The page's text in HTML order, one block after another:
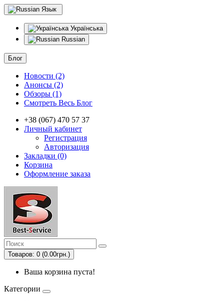
Язык
Українська
Russian
Блог
Новости (2)
Анонсы (2)
Обзоры (1)
Смотреть Весь Блог
+38 (067) 470 57 37
Личный кабинет
Регистрация
Авторизация
Закладки (0)
Корзина
Оформление заказа
Товаров: 0 (0.00грн.)
Ваша корзина пуста!
Категории